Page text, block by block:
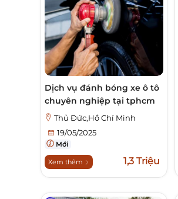
Dịch vụ đánh bóng xe ô tô
chuyên nghiệp tại tphcm
Thủ Đức,Hồ Chí Minh
19/05/2025
Mới
Xem thêm 1,3 Triệu